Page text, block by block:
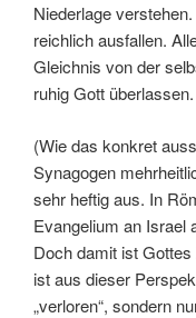
Niederlage
reichlich ausfallen.
Gleichnis von der
ruhig Gott
(Wie das konkret
Synagogen
sehr heftig aus. In
Evangelium an Israel
Doch damit ist
ist aus dieser
„verloren“, sondern